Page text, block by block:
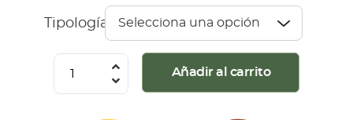
Tipología
Añadir al carrito